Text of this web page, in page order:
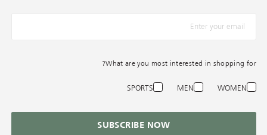
*البريد الإلكترونيّ
What are you most interested in shopping for?
WOMEN
MEN
SPORTS
SUBSCRIBE NOW